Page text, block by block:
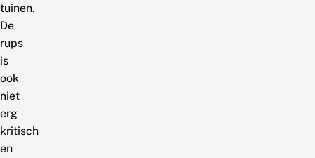
tuinen.
De
rups
is
ook
niet
erg
kritisch
en